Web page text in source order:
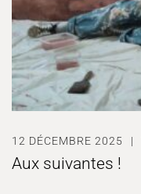
12 DÉCEMBRE 2025
Aux suivantes !